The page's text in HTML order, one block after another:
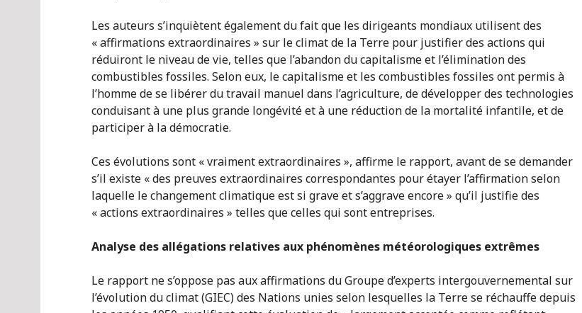
Les auteurs s’inquiètent également du fait que les dirigeants mondiaux utilisent des
« affirmations extraordinaires » sur le climat de la Terre pour justifier des actions qui
réduiront le niveau de vie, telles que l’abandon du capitalisme et l’élimination des
combustibles fossiles. Selon eux, le capitalisme et les combustibles fossiles ont permis à
l’homme de se libérer du travail manuel dans l’agriculture, de développer des technologies
conduisant à une plus grande longévité et à une réduction de la mortalité infantile, et de
participer à la démocratie.
Ces évolutions sont « vraiment extraordinaires », affirme le rapport, avant de se demander
s’il existe « des preuves extraordinaires correspondantes pour étayer l’affirmation selon
laquelle le changement climatique est si grave et s’aggrave encore » qu’il justifie des
« actions extraordinaires » telles que celles qui sont entreprises.
Analyse des allégations relatives aux phénomènes météorologiques extrêmes
Le rapport ne s’oppose pas aux affirmations du Groupe d’experts intergouvernemental sur
l’évolution du climat (GIEC) des Nations unies selon lesquelles la Terre se réchauffe depuis